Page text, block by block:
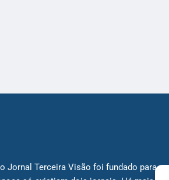
Jornal Terceira Visão foi fundado para